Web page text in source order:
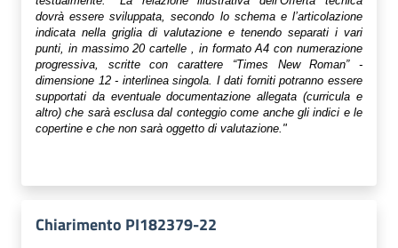
dovrà essere sviluppata, secondo lo schema e l’articolazione
indicata nella griglia di valutazione e tenendo separati i vari
punti, in massimo 20 cartelle , in formato A4 con numerazione
progressiva, scritte con carattere “Times New Roman” -
dimensione 12 - interlinea singola. I dati forniti potranno essere
supportati da eventuale documentazione allegata (curricula e
altro) che sarà esclusa dal conteggio come anche gli indici e le
copertine e che non sarà oggetto di valutazione."
Chiarimento PI182379-22